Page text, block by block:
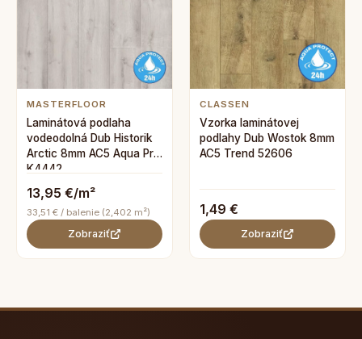
MASTERFLOOR
Laminátová podlaha
vodeodolná Dub Historik
Arctic 8mm AC5 Aqua Pro
K4442
13,95 €/m²
33,51 € / balenie (2,402 m²)
Zobraziť
CLASSEN
Vzorka laminátovej
podlahy Dub Wostok 8mm
AC5 Trend 52606
1,49 €
Zobraziť